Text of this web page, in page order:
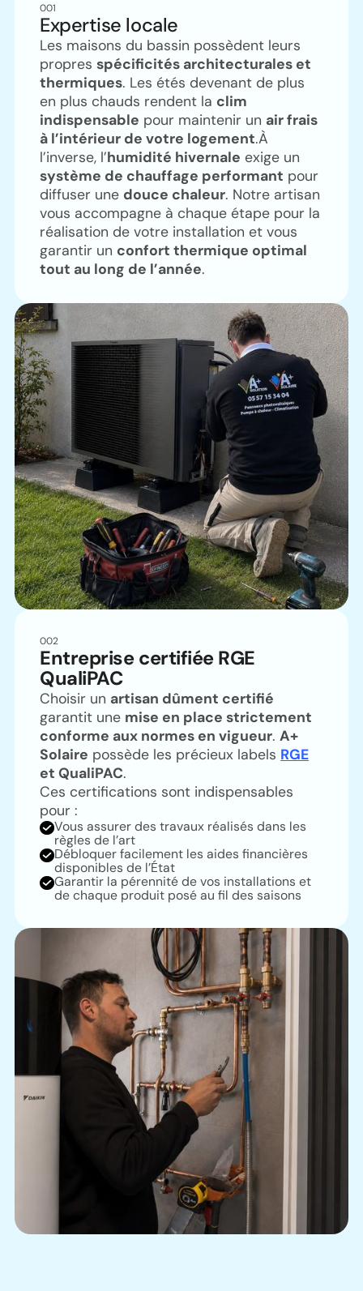
001
Expertise locale
Les maisons du bassin possèdent leurs
propresspécificités architecturales et
thermiques. Les étés devenant de plus
en plus chauds rendent la clim
indispensable pour maintenir un air frais
à l’intérieur de votre logement.À
l’inverse, l’humidité hivernale exige un
système de chauffage performant pour
diffuser une douce chaleur. Notre artisan
vous accompagne à chaque étape pour la
réalisation de votre installation et vous
garantir un confort thermique optimal
tout au long de l’année.
002
Entreprise certifiée RGE
QualiPAC
Choisir un artisan dûment certifié
garantit une mise en place strictement
conforme aux normes en vigueur.A+
Solaire possède les précieux labels RGE
et QualiPAC.
Ces certifications sont indispensables
pour :
Vous assurer des travaux réalisés dans les
règles de l’art
Débloquer facilement les aides financières
disponibles de l’État
Garantir la pérennité de vos installations et
de chaque produit posé au fil des saisons